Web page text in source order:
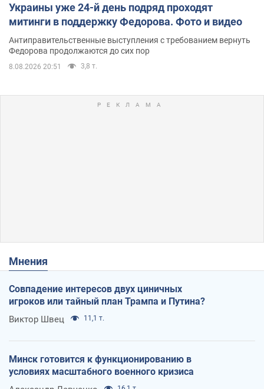
Украины уже 24-й день подряд проходят
митинги в поддержку Федорова. Фото и видео
Антиправительственные выступления с требованием вернуть
Федорова продолжаются до сих пор
8.08.2026 20:51 3,8 т.
Мнения
Совпадение интересов двух циничных
игроков или тайный план Трампа и Путина?
Виктор Швец 11,1 т.
Минск готовится к функционированию в
условиях масштабного военного кризиса